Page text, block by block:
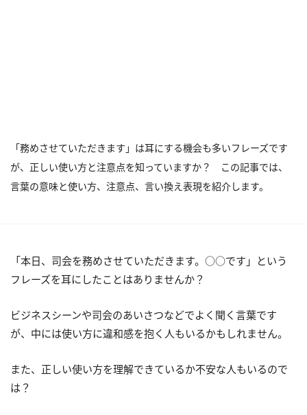
「務めさせていただきます」は耳にする機会も多いフレーズです
が、正しい使い方と注意点を知っていますか？ この記事では、
言葉の意味と使い方、注意点、言い換え表現を紹介します。
「本日、司会を務めさせていただきます。○○です」という
フレーズを耳にしたことはありませんか？
ビジネスシーンや司会のあいさつなどでよく聞く言葉です
が、中には使い方に違和感を抱く人もいるかもしれません。
また、正しい使い方を理解できているか不安な人もいるので
は？